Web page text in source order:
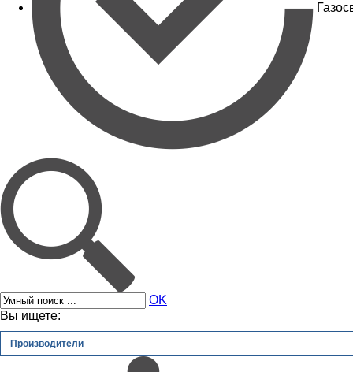
OK
Вы ищете:
Производители